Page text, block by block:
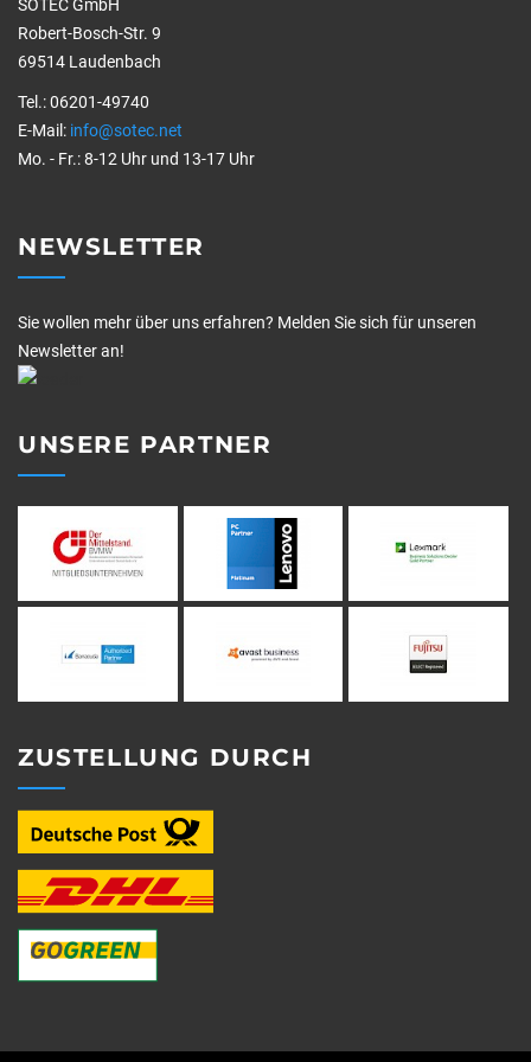
SOTEC GmbH
Robert-Bosch-Str. 9
69514 Laudenbach
Tel.: 06201-49740
E-Mail: info@sotec.net
Mo. - Fr.: 8-12 Uhr und 13-17 Uhr
NEWSLETTER
Sie wollen mehr über uns erfahren? Melden Sie sich für unseren
Newsletter an!
UNSERE PARTNER
ZUSTELLUNG DURCH